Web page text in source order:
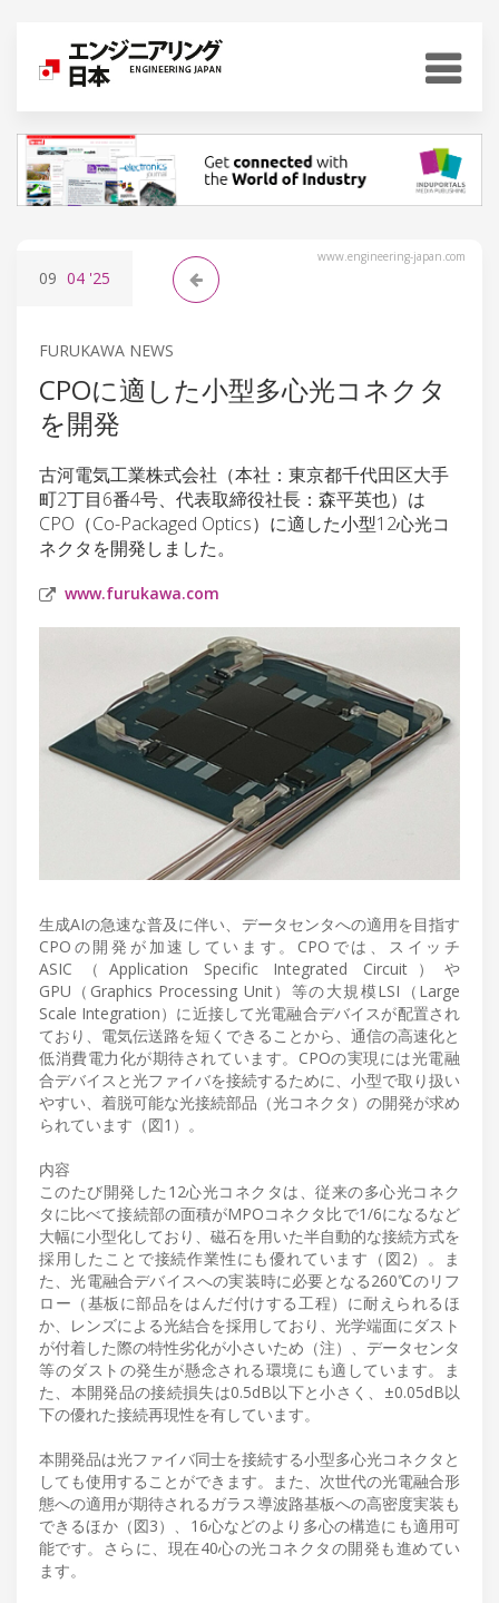
www.engineering-japan.com
09 04 '25
FURUKAWA NEWS
CPOに適した小型多心光コネクタ
を開発
古河電気工業株式会社（本社：東京都千代田区大手
町2丁目6番4号、代表取締役社長：森平英也）は
CPO（Co-Packaged Optics）に適した小型12心光コ
ネクタを開発しました。
www.furukawa.com
生成AIの急速な普及に伴い、データセンタへの適用を目指す
CPOの開発が加速しています。CPOでは、スイッチ
ASIC（Application Specific Integrated Circuit）や
GPU（Graphics Processing Unit）等の大規模LSI（Large
Scale Integration）に近接して光電融合デバイスが配置され
ており、電気伝送路を短くできることから、通信の高速化と
低消費電力化が期待されています。CPOの実現には光電融
合デバイスと光ファイバを接続するために、小型で取り扱い
やすい、着脱可能な光接続部品（光コネクタ）の開発が求め
られています（図1）。
内容
このたび開発した12心光コネクタは、従来の多心光コネク
タに比べて接続部の面積がMPOコネクタ比で1/6になるなど
大幅に小型化しており、磁石を用いた半自動的な接続方式を
採用したことで接続作業性にも優れています（図2）。ま
た、光電融合デバイスへの実装時に必要となる260℃のリフ
ロー（基板に部品をはんだ付けする工程）に耐えられるほ
か、レンズによる光結合を採用しており、光学端面にダスト
が付着した際の特性劣化が小さいため（注）、データセンタ
等のダストの発生が懸念される環境にも適しています。ま
た、本開発品の接続損失は0.5dB以下と小さく、±0.05dB以
下の優れた接続再現性を有しています。
本開発品は光ファイバ同士を接続する小型多心光コネクタと
しても使用することができます。また、次世代の光電融合形
態への適用が期待されるガラス導波路基板への高密度実装も
できるほか（図3）、16心などのより多心の構造にも適用可
能です。さらに、現在40心の光コネクタの開発も進めてい
ます。